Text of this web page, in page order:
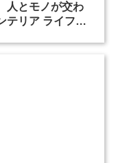
人とモノが交わ
テリア ライフス